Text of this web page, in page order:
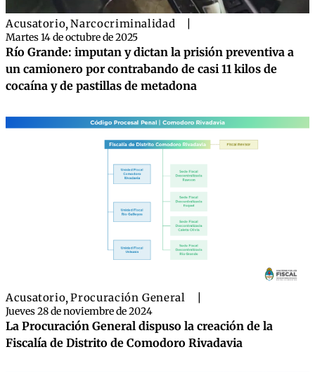
Acusatorio,Narcocriminalidad
Martes 14 de octubre de 2025
Río Grande: imputan y dictan la prisión preventiva a
un camionero por contrabando de casi 11 kilos de
cocaína y de pastillas de metadona
Acusatorio,Procuración General
Jueves 28 de noviembre de 2024
La Procuración General dispuso la creación de la
Fiscalía de Distrito de Comodoro Rivadavia